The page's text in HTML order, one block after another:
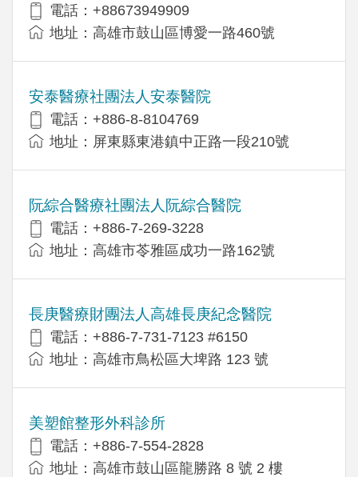
電話：+88673949909
地址：高雄市鼓山區博愛一路460號
安泰醫療社團法人安泰醫院
電話：+886-8-8104769
地址：屏東縣東港鎮中正路一段210號
阮綜合醫療社團法人阮綜合醫院
電話：+886-7-269-3228
地址：高雄市苓雅區成功一路162號
長庚醫療財團法人高雄長庚紀念醫院
電話：+886-7-731-7123 #6150
地址：高雄市鳥松區大埤路 123 號
美塑館整形外科診所
電話：+886-7-554-2828
地址：高雄市鼓山區龍勝路 8 號 2 樓